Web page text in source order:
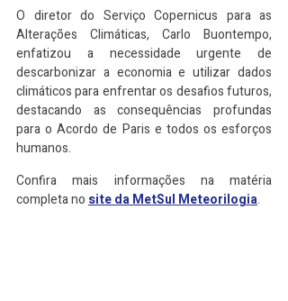
O diretor do Serviço Copernicus para as
Alterações Climáticas, Carlo Buontempo,
enfatizou a necessidade urgente de
descarbonizar a economia e utilizar dados
climáticos para enfrentar os desafios futuros,
destacando as consequências profundas
para o Acordo de Paris e todos os esforços
humanos.
Confira mais informações na matéria
completa no site da MetSul Meteorilogia.